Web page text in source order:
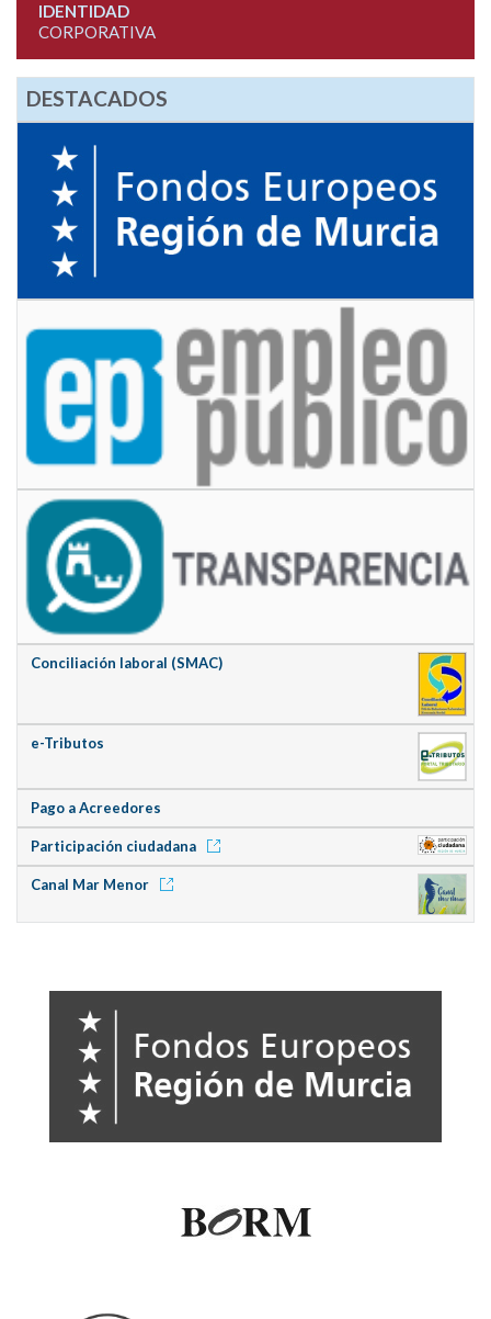
IDENTIDAD
CORPORATIVA
DESTACADOS
Conciliación laboral (SMAC)
e-Tributos
Pago a Acreedores
Participación ciudadana
Canal Mar Menor